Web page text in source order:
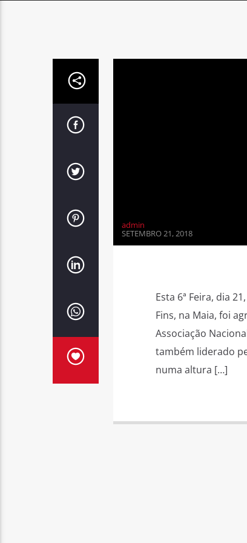
admin
SETEMBRO 21, 2018
Esta 6ª Feira, dia
Fins, na Maia, foi
Associação
também liderado
numa altura […]